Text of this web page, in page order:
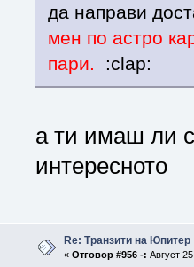
да направи
мен по астро
пари. :clap:
а ти имаш ли
интересното
Re: Транзити на Юпитер
« Отговор #956 -: Август